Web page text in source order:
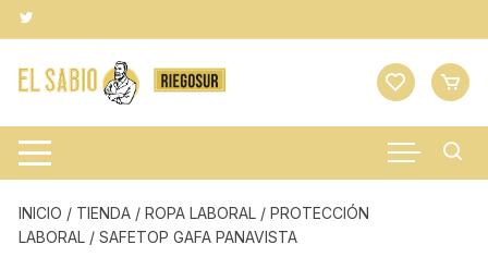
Saltar
al
contenido
INICIO / TIENDA /ROPA LABORAL /PROTECCIÓN
LABORAL / SAFETOP GAFA PANAVISTA